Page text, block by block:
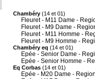
Chambéry (14 et 01)
Fleuret - M11 Dame -
Fleuret - M9 Dame -
Fleuret - M11 Homme -
Fleuret - M9 Homme -
Chambéry eq (14 et 01)
Epée - Senior Dame -
Epée - Senior Homme -
Eq Corbas (14 et 01)
Epée - M20 Dame -